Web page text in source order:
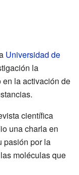
Universidad de
la
la activación de
científica
una charla en
pasión por la
moléculas que